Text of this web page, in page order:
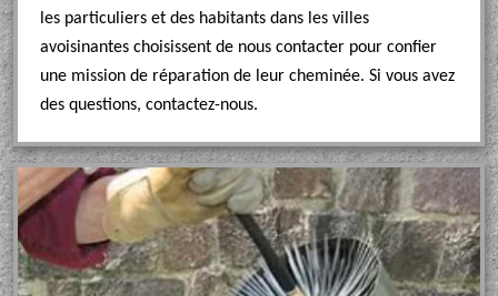
les particuliers et des habitants dans les villes
avoisinantes choisissent de nous contacter pour confier
une mission de réparation de leur cheminée. Si vous avez
des questions, contactez-nous.